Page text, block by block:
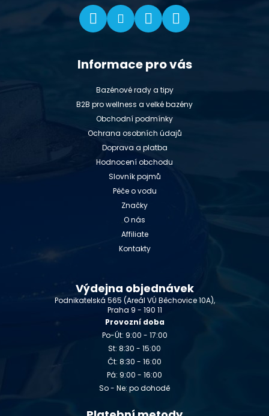
Informace pro vás
Bazénové rady a tipy
B2B pro wellness a velké bazény
Obchodní podmínky
Ochrana osobních údajů
Doprava a platba
Hodnocení obchodu
Slovník pojmů
Péče o vodu
Značky
O nás
Affiliate
Kontakty
Výdejna objednávek
Podnikatelská 565 (Areál VÚ Běchovice 10A),
Praha 9 - 190 11
Provozní doba
Po-Út: 9:00 - 17:00
St: 8:30 - 15:00
Čt: 8:30 - 16:00
Pá: 9:00 - 16:00
So - Ne: po dohodě